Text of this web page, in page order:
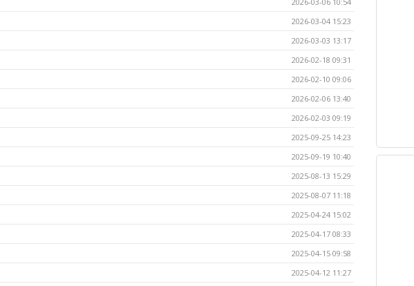
2026-03-04 15:23
2026-03-03 13:17
2026-02-18 09:31
2026-02-10 09:06
2026-02-06 13:40
2026-02-03 09:19
2025-09-25 14:23
2025-09-19 10:40
2025-08-13 15:29
2025-08-07 11:18
2025-04-24 15:02
2025-04-17 08:33
2025-04-15 09:58
2025-04-12 11:27